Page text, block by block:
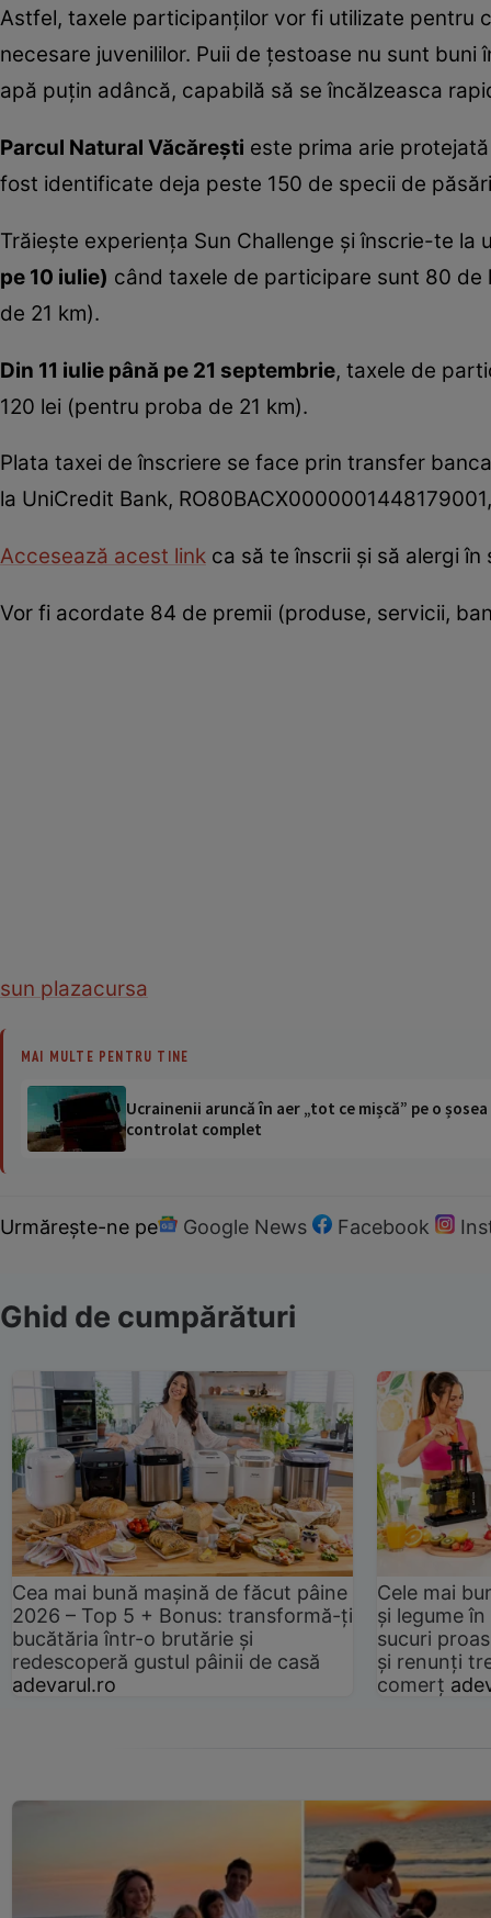
Astfel, taxele participanţilor vor fi utilizate pentru
necesare juvenililor. Puii de ţestoase nu sunt
apă puţin adâncă, capabilă să se încălzeasca
Parcul Natural Văcăreşti este prima arie
fost identificate deja peste 150 de specii de
Trăieşte experienţa Sun Challenge şi înscrie-te
pe 10 iulie) când taxele de participare sunt 80 de
de 21 km).
Din 11 iulie până pe 21 septembrie, taxele de
120 lei (pentru proba de 21 km).
Plata taxei de înscriere se face prin transfer
la UniCredit Bank,
Accesează acest link ca să te înscrii şi să alergi
Vor fi acordate 84 de premii (produse, servicii,
sun plazacursa
MAI MULTE PENTRU TINE
Ucrainenii aruncă în aer „tot ce mișcă” pe o
controlat complet
Urmărește-ne pe Google News Facebook
Ghid de cumpărături
Cea mai bună mașină de făcut pâine
2026 – Top 5 + Bonus: transformă-ți
bucătăria într-o brutărie și
redescoperă gustul pâinii de casă
adevarul.ro
Cele mai
și legume
sucuri
și renunți
comerț